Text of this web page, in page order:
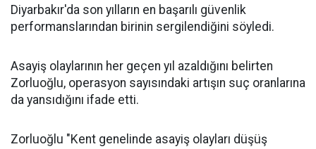
Diyarbakır'da son yılların en başarılı güvenlik
performanslarından birinin sergilendiğini söyledi.
Asayiş olaylarının her geçen yıl azaldığını belirten
Zorluoğlu, operasyon sayısındaki artışın suç oranlarına
da yansıdığını ifade etti.
Zorluoğlu "Kent genelinde asayiş olayları düşüş